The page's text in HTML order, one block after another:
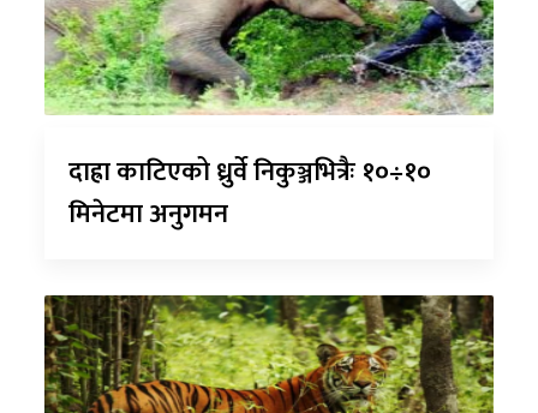
दाह्रा काटिएको ध्रुर्वे निकुञ्जभित्रैः १०÷१०
मिनेटमा अनुगमन